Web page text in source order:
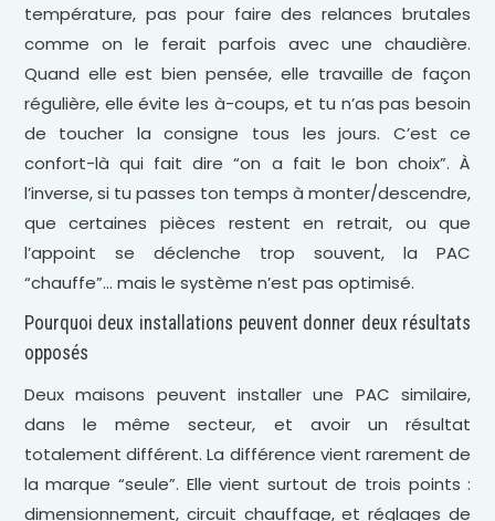
température, pas pour faire des relances brutales
comme on le ferait parfois avec une chaudière.
Quand elle est bien pensée, elle travaille de façon
régulière, elle évite les à-coups, et tu n’as pas besoin
de toucher la consigne tous les jours. C’est ce
confort-là qui fait dire “on a fait le bon choix”. À
l’inverse, si tu passes ton temps à monter/descendre,
que certaines pièces restent en retrait, ou que
l’appoint se déclenche trop souvent, la PAC
“chauffe”… mais le système n’est pas optimisé.
Pourquoi deux installations peuvent donner deux résultats
opposés
Deux maisons peuvent installer une PAC similaire,
dans le même secteur, et avoir un résultat
totalement différent. La différence vient rarement de
la marque “seule”. Elle vient surtout de trois points :
dimensionnement, circuit chauffage, et réglages de